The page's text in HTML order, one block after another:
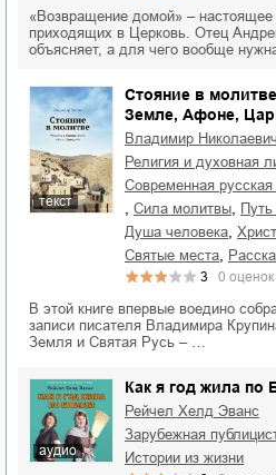
«Возвращение домой» – настоящее
приходящих в Церковь. Отец
объясняет, а для чего вообще
текст
Стояние в
Земле, Афоне,
Владимир
религия и духовная
современная
сила молитвы
душа человека
святые места
3 0 оценок
В этой книге впервые воедино
записи писателя Владимира
Земля и Святая Русь – …
аудио
Как я год жила по
Рейчел Хелд Эванс
зарубежная
истории из жизни